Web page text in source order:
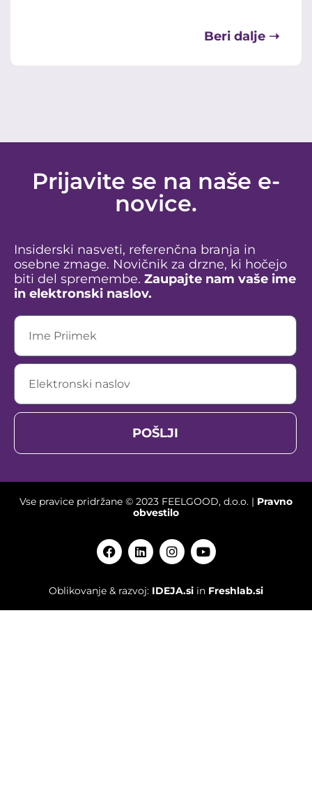
Beri dalje ➝
Prijavite se na naše e-
novice.
Insiderski nasveti, referenčna branja in
osebne zmage. Novičnik za drzne, ki hočejo
biti del spremembe. Zaupajte nam vaše ime
in elektronski naslov.
POŠLJI
Vse pravice pridržane © 2023 FEELGOOD, d.o.o. | Pravno
obvestilo
Oblikovanje & razvoj: IDEJA.si in Freshlab.si